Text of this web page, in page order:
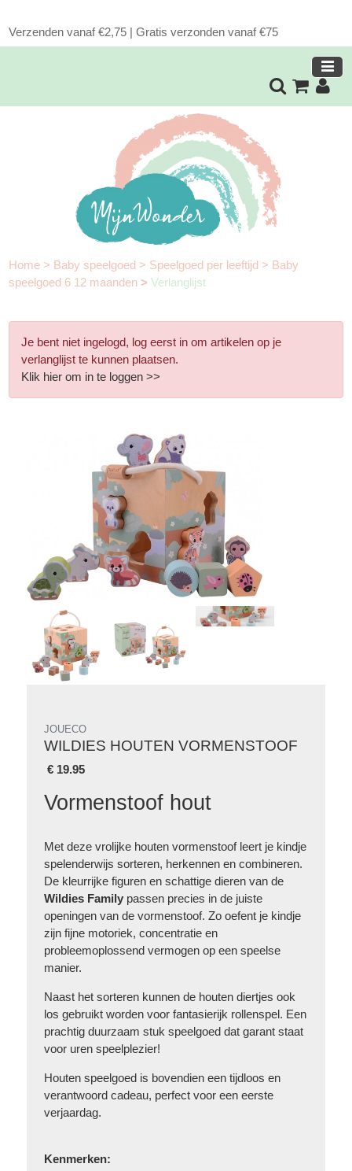
Verzenden vanaf €2,75 | Gratis verzonden vanaf €75
Home > Baby speelgoed > Speelgoed per leeftijd > Baby
speelgoed 6 12 maanden> Verlanglijst
Je bent niet ingelogd, log eerst in om artikelen op je
verlanglijst te kunnen plaatsen.
Klik hier om in te loggen >>
JOUECO
WILDIES HOUTEN VORMENSTOOF
€ 19.95
Vormenstoof hout
Met deze vrolijke houten vormenstoof leert je kindje
spelenderwijs sorteren, herkennen en combineren.
De kleurrijke figuren en schattige dieren van de
Wildies Family passen precies in de juiste
openingen van de vormenstoof. Zo oefent je kindje
zijn fijne motoriek, concentratie en
probleemoplossend vermogen op een speelse
manier.
Naast het sorteren kunnen de houten diertjes ook
los gebruikt worden voor fantasierijk rollenspel. Een
prachtig duurzaam stuk speelgoed dat garant staat
voor uren speelplezier!
Houten speelgoed is bovendien een tijdloos en
verantwoord cadeau, perfect voor een eerste
verjaardag.
Kenmerken: